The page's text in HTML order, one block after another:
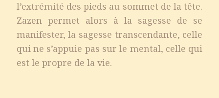
l’extrémité des pieds au sommet de la tête.
Zazen permet alors à la sagesse de se
manifester, la sagesse transcendante, celle
qui ne s’appuie pas sur le mental, celle qui
est le propre de la vie.